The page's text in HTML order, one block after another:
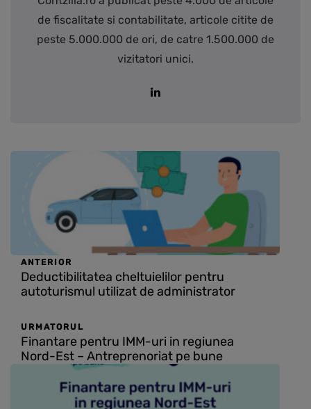
de fiscalitate si contabilitate, articole citite de
peste 5.000.000 de ori, de catre 1.500.000 de
vizitatori unici.
ANTERIOR
Deductibilitatea cheltuielilor pentru
autoturismul utilizat de administrator
URMATORUL
Finantare pentru IMM-uri in regiunea
Nord-Est – Antreprenoriat pe bune